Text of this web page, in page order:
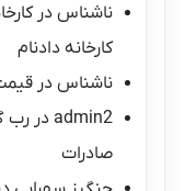
ناشناس در
کارخانه دادنام
ناشناس درقیمت
admin2 دررب
صادرات